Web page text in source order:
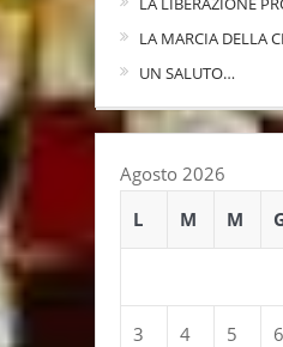
LA MARCIA DELLA
UN SALUTO…
Agosto 2026
L
M M
3 4 5 6